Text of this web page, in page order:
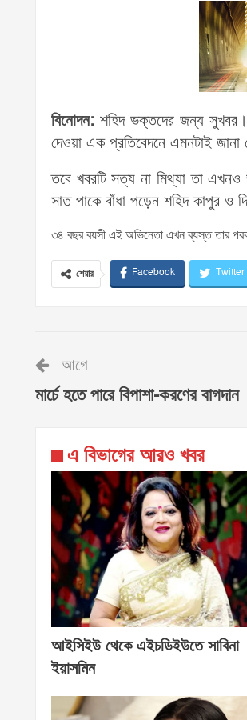
বিনোদন: শহিদ ভক্তদের জন্য সুখবর।
দেওয়া এক প্রতিবেদনে এমনটাই জানা
তবে খবরটি সত্য না মিথ্যা তা এখনও
সাত পাকে বাঁধা পড়েন শহিদ কাপুর ও
৩৪ বছর বয়সী এই অভিনেতা এখন ব্যস্ত তার
শেয়ার Facebook Twitter
আগে
মার্চে হতে পারে বিপাশা-করণের বাগদান
এ বিভাগের আরও খবর
আইসিইউ থেকে এইচডিইউতে সাবিনা
ইয়াসমিন